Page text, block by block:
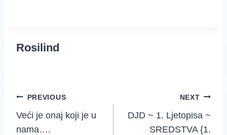
Rosilind
Post
navigation
PREVIOUS
Veći je onaj koji je u
nama….
NEXT
DJD ~ 1. Ljetopisa ~
SREDSTVA {1.